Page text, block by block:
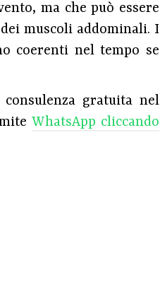
ma che può essere
muscoli addominali. I
coerenti nel tempo se
gratuita nel
WhatsApp cliccando